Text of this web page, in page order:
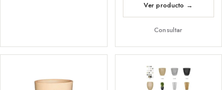
Consultar